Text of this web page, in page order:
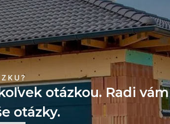
otázkou. Radi vám
otázky.